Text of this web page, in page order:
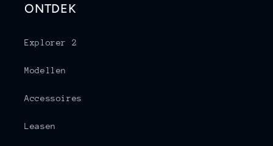
ONTDEK
Explorer 2
Modellen
Accessoires
Leasen